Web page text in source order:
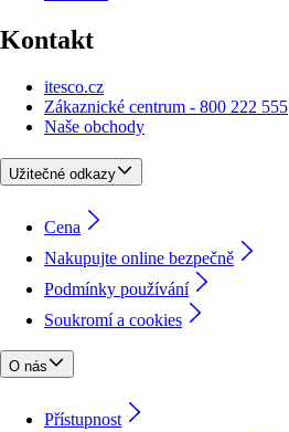
Kontakt
itesco.cz
Zákaznické centrum - 800 222 555
Naše obchody
Užitečné odkazy
Cena
Nakupujte online bezpečně
Podmínky používání
Soukromí a cookies
O nás
Přístupnost